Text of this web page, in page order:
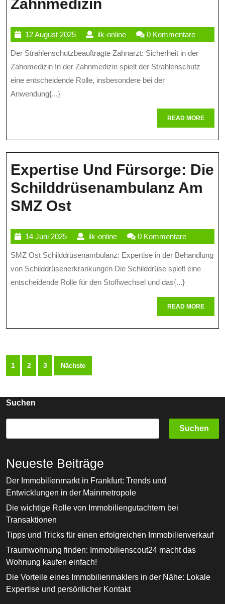
Zahnmedizin
Rolle
Des
12 August 202512
August
2025
ilk-onlineilk-
online
0 Kommentare
Der Strahlenschutzbeauftragte Zahnarzt: Sicherheit in der
Zahnmedizin In der Zahnmedizin spielt der Strahlenschutz
eine entscheidende Rolle, insbesondere bei der
Anwendung{...}
READ MOREREAD
MORE
Expertise Und Fürsorge: Die
Schilddrüsenambulanz Am
SMZ OstExpertise
Fürsorge:
Die
Ost
14 Juni 202514
Juni
2025
ilk-onlineilk-
online
0 Kommentare
SMZ Ost Schilddrüsenambulanz: Expertise in der Behandlung
von Schilddrüsenerkrankungen Die Schilddrüse spielt eine
entscheidende Rolle für den Stoffwechsel und das{...}
READ MOREREAD
MORE
Seitennummerierung
der
1 2 3 Nächste
Suchen
Suchen
Neueste Beiträge
Der Immobilienmarkt in Frankfurt: Trends und
Entwicklungen in der Mainmetropole
Die wichtige Rolle von Immobiliengutachtern bei
Transaktionen
Tipps und Tricks für einen erfolgreichen Immobilienverkauf
Traumwohnung finden: Immobilienscout24 macht das
Wohnung kaufen einfach!
Die Vorteile eines Immobilienmaklers in der Nähe: Lokale
Expertise und persönlicher Kontakt